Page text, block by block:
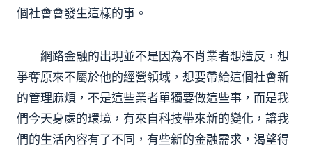
個社會會發生這樣的事。
網路金融的出現並不是因為不肖業者想造反，想
爭奪原來不屬於他的經營領域，想要帶給這個社會新
的管理麻煩，不是這些業者單獨要做這些事，而是我
們今天身處的環境，有來自科技帶來新的變化，讓我
們的生活內容有了不同，有些新的金融需求，渴望得